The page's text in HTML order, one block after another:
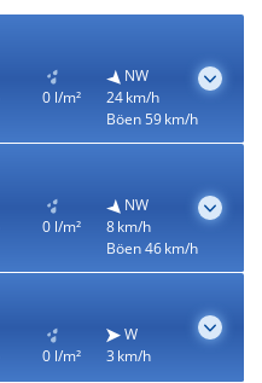
0 l/m²
NW
24 km/h
Böen 59 km/h
0 l/m²
NW
8 km/h
Böen 46 km/h
0 l/m²
W
3 km/h